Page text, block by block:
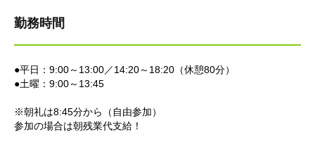
勤務時間
●平日：9:00～13:00／14:20～18:20（休憩80分）
●土曜：9:00～13:45
※朝礼は8:45分から（自由参加）
参加の場合は朝残業代支給！